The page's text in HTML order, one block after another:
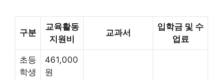
구분
교육활동
지원비
교과서
입학금 및 수
업료
초등
학생
461,000
원